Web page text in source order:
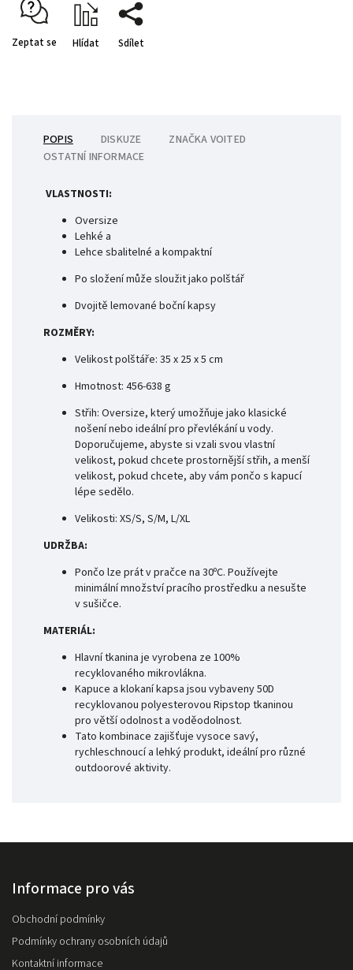
Zeptat se Hlídat Sdílet
POPIS DISKUZE ZNAČKA VOITED
OSTATNÍ INFORMACE
VLASTNOSTI:
Oversize
Lehké a
Lehce sbalitelné a kompaktní
Po složení může sloužit jako polštář
Dvojitě lemované boční kapsy
ROZMĚRY:
Velikost polštáře: 35 x 25 x 5 cm
Hmotnost: 456-638 g
Střih: Oversize, který umožňuje jako klasické
nošení nebo ideální pro převlékání u vody.
Doporučujeme, abyste si vzali svou vlastní
velikost, pokud chcete prostornější střih, a menší
velikost, pokud chcete, aby vám pončo s kapucí
lépe sedělo.
Velikosti: XS/S, S/M, L/XL
UDRŽBA:
Pončo lze prát v pračce na 30ºC. Používejte
minimální množství pracího prostředku a nesušte
v sušičce.
MATERIÁL:
Hlavní tkanina je vyrobena ze 100%
recyklovaného mikrovlákna.
Kapuce a klokaní kapsa jsou vybaveny 50D
recyklovanou polyesterovou Ripstop tkaninou
pro větší odolnost a voděodolnost.
Tato kombinace zajišťuje vysoce savý,
rychleschnoucí a lehký produkt, ideální pro různé
outdoorové aktivity.
Informace pro vás
Obchodní podmínky
Podmínky ochrany osobních údajů
Kontaktní informace